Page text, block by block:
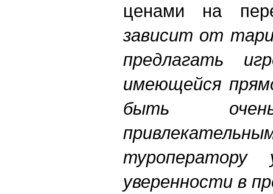
ценами на
зависит от
предлагать
имеющейся
быть
туроператору
уверенности в